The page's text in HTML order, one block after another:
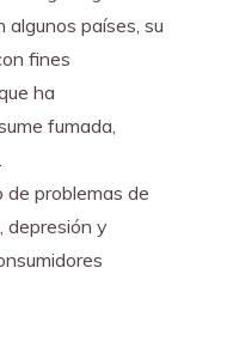
algunos países, su
fines
ha
fumada,
de problemas de
depresión y